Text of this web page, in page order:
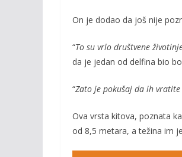
On je dodao da još nije
“To su vrlo društvene
da je jedan od delfina bio
“Zato je pokušaj da ih
Ova vrsta kitova, poznata
od 8,5 metara, a težina im